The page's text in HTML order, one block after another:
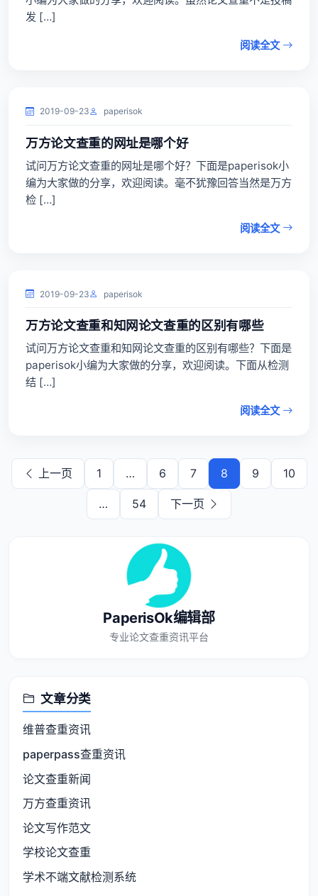
发 […]
阅读全文
2019-09-23 paperisok
万方论文查重的网址是哪个好
试问万方论文查重的网址是哪个好？下面是paperisok小
编为大家做的分享，欢迎阅读。毫不犹豫回答当然是万方
检 […]
阅读全文
2019-09-23 paperisok
万方论文查重和知网论文查重的区别有哪些
试问万方论文查重和知网论文查重的区别有哪些？下面是
paperisok小编为大家做的分享，欢迎阅读。下面从检测
结 […]
阅读全文
上一页 1 … 6 7 8 9 10
… 54 下一页
PaperisOk编辑部
专业论文查重资讯平台
文章分类
维普查重资讯
paperpass查重资讯
论文查重新闻
万方查重资讯
论文写作范文
学校论文查重
学术不端文献检测系统